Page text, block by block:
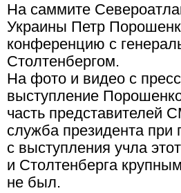
На саммите
Украины Петр
конференцию с
Столтенбергом.
На фото и видео с
выступление
часть представителей
служба президента
с выступления учла
и Столтенберга
не был.